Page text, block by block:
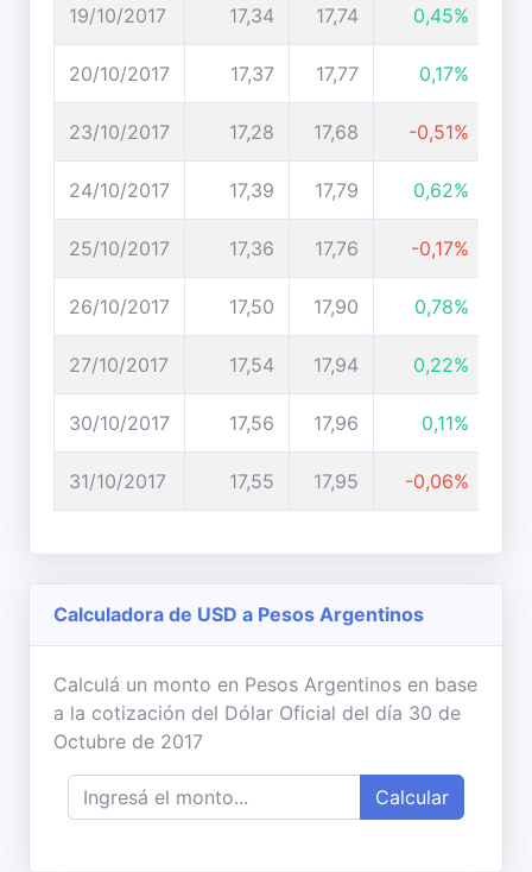
19/10/2017 17,34 17,74 0,45%
20/10/2017 17,37 17,77 0,17%
23/10/2017 17,28 17,68 -0,51%
24/10/2017 17,39 17,79 0,62%
25/10/2017 17,36 17,76 -0,17%
26/10/2017 17,50 17,90 0,78%
27/10/2017 17,54 17,94 0,22%
30/10/2017 17,56 17,96 0,11%
31/10/2017 17,55 17,95 -0,06%
Calculadora de USD a Pesos Argentinos
Calculá un monto en Pesos Argentinos en base
a la cotización del Dólar Oficial del día 30 de
Octubre de 2017
Calcular